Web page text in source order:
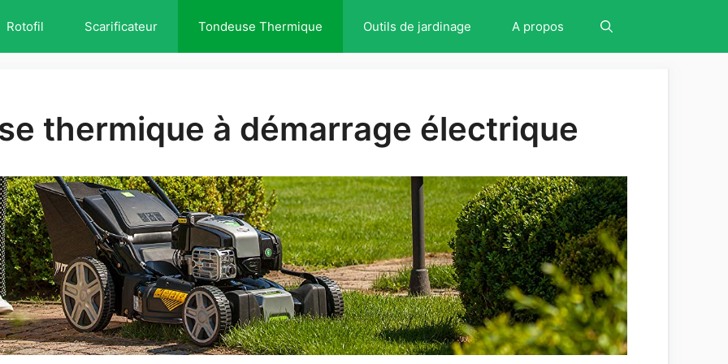
Rotofil Scarificateur Tondeuse Thermique Outils de jardinage A propos
thermique à démarrage électrique